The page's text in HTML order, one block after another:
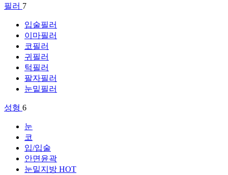
필러 7
입술필러
이마필러
코필러
귀필러
턱필러
팔자필러
눈밑필러
성형 6
눈
코
입/입술
안면윤곽
눈밑지방 HOT